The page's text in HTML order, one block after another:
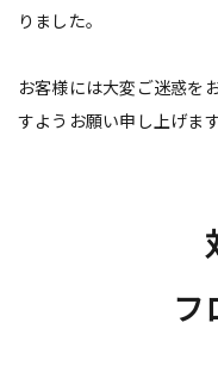
りました。
お客様には大変ご迷惑を
すようお願い申し上げます
フ